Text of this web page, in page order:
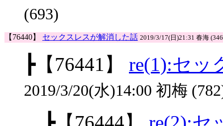
(693)
【76440】 セックスレスが解消した話 2019/3/17(日)21:31 春海
┣【76441】 re(1):セッ
2019/3/20(水)14:00 初梅